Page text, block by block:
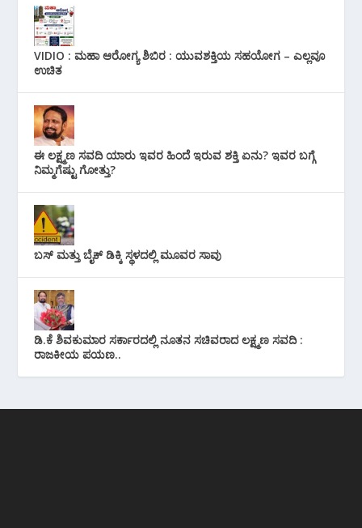
VIDIO : ಮಹಾ ಆರೋಗ್ಯ ಶಿಬಿರ : ಯುವಶಕ್ತಿಯ ಸಹಯೋಗ – ಎಲ್ಲವೂ
ಉಚಿತ
ಈ ಲಕ್ಷ್ಮಣ ಸವದಿ ಯಾರು ಇವರ ಹಿಂದೆ ಇರುವ ಶಕ್ತಿ ಏನು? ಇವರ ಬಗ್ಗೆ
ನಿಮ್ಮಗೆಷ್ಟು ಗೋತ್ತು?
ಬಸ್ ಮತ್ತು ಬೈಕ್ ಡಿಕ್ಕಿ ಸ್ಥಳದಲ್ಲಿ ಮೂವರ ಸಾವು
ಡಿ.ಕೆ ಶಿವಕುಮಾರ ಸರ್ಕಾರದಲ್ಲಿ ನೂತನ ಸಚಿವರಾದ ಲಕ್ಷ್ಮಣ ಸವದಿ :
ರಾಜಕೀಯ ಪಯಣ..